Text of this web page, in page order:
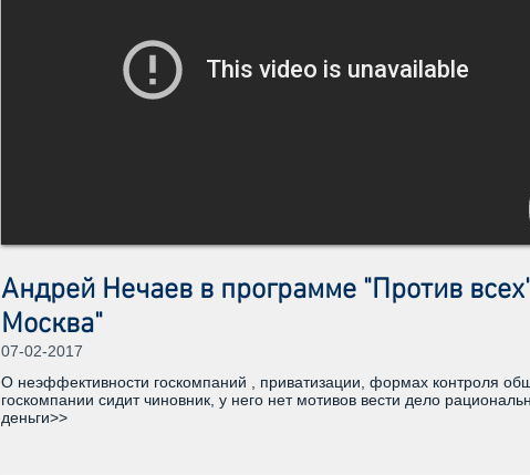
Андрей Нечаев в программе "Против
Москва"
07-02-2017
О неэффективности госкомпаний , приватизации, формах контроля
госкомпании сидит чиновник, у него нет мотивов вести дело
деньги>>